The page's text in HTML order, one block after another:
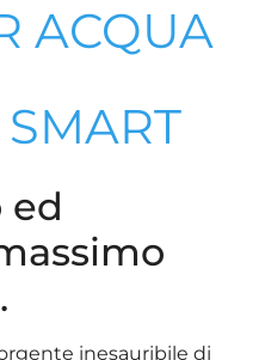
ACQUA
ed
inesauribile di